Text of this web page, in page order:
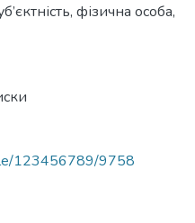
, фізична особа,
123456789/9758